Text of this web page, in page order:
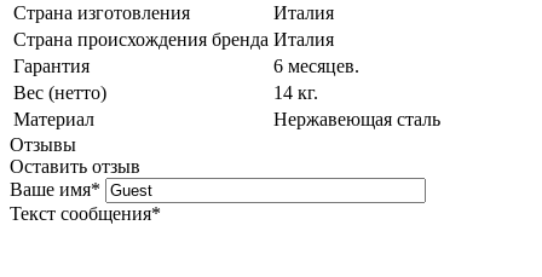
Страна изготовления
Италия
Страна происхождения бренда Италия
Гарантия
6 месяцев.
Вес (нетто)
14 кг.
Материал
Нержавеющая сталь
Отзывы
Оставить отзыв
Ваше имя*
Текст сообщения*